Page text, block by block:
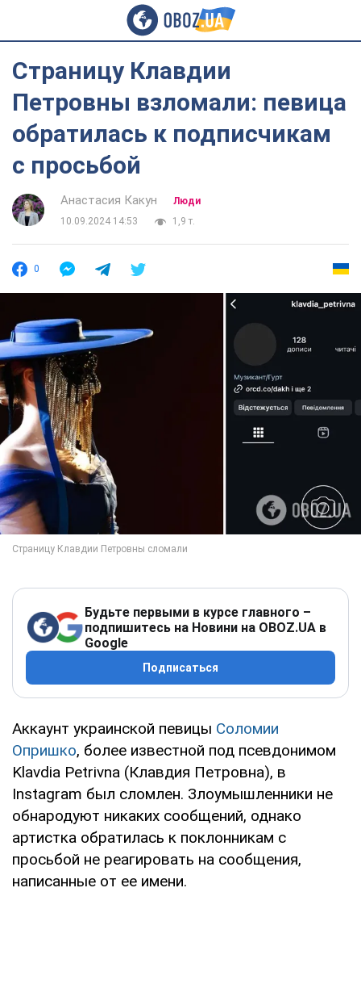
Страницу Клавдии
Петровны взломали: певица
обратилась к подписчикам
с просьбой
Анастасия Какун
Люди
10.09.2024 14:53
1,9 т.
0
Будьте первыми в курсе главного –
подпишитесь на Новини на OBOZ.UA в
Google
Подписаться
Аккаунт украинской певицы Соломии
Опришко, более известной под псевдонимом
Klavdia Petrivna (Клавдия Петровна), в
Instagram был сломлен. Злоумышленники не
обнародуют никаких сообщений, однако
артистка обратилась к поклонникам с
просьбой не реагировать на сообщения,
написанные от ее имени.